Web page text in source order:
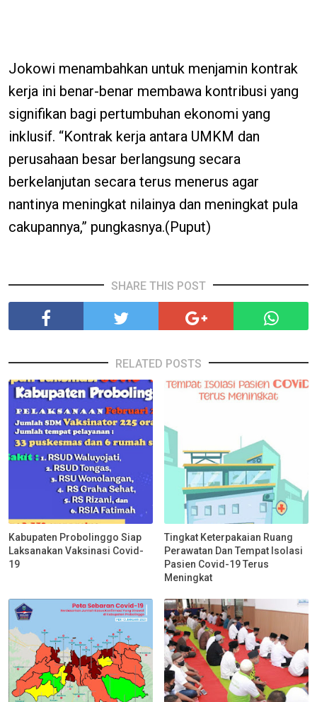
Jokowi menambahkan untuk menjamin kontrak
kerja ini benar-benar membawa kontribusi yang
signifikan bagi pertumbuhan ekonomi yang
inklusif. “Kontrak kerja antara UMKM dan
perusahaan besar berlangsung secara
berkelanjutan secara terus menerus agar
nantinya meningkat nilainya dan meningkat pula
cakupannya,” pungkasnya.(Puput)
SHARE THIS POST
RELATED POSTS
Kabupaten Probolinggo Siap
Laksanakan Vaksinasi Covid-
19
Tingkat Keterpakaian Ruang
Perawatan Dan Tempat Isolasi
Pasien Covid-19 Terus
Meningkat